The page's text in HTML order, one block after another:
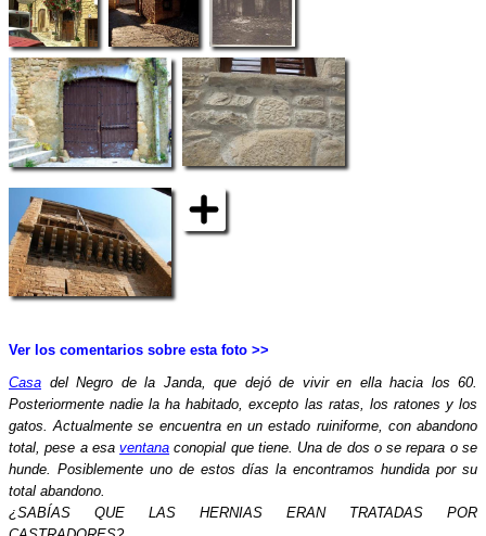
Ver los comentarios sobre esta foto >>
Casa del Negro de la Janda, que dejó de vivir en ella hacia los 60.
Posteriormente nadie la ha habitado, excepto las ratas, los ratones y los
gatos. Actualmente se encuentra en un estado ruiniforme, con abandono
total, pese a esaventana conopial que tiene. Una de dos o se repara o se
hunde. Posiblemente uno de estos días la encontramos hundida por su
total abandono.
¿SABÍAS QUE LAS HERNIAS ERAN TRATADAS POR